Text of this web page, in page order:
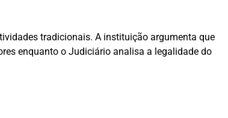
tradicionais. A instituição argumenta que
enquanto o Judiciário analisa a legalidade do